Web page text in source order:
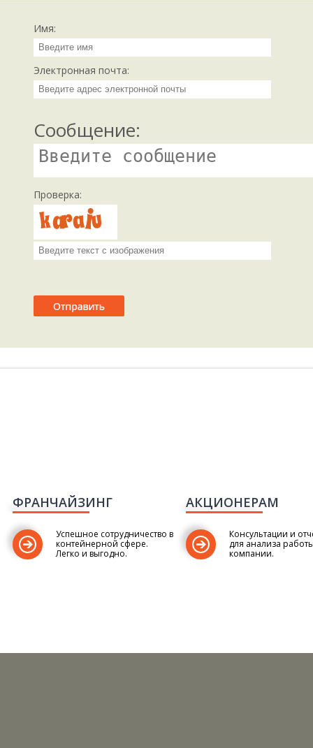
Имя:
Электронная почта:
Сообщение:
Проверка:
ФРАНЧАЙЗИНГ
Успешное сотрудничество в
контейнерной сфере.
Легко и выгодно.
АКЦИОНЕРАМ
Консультации и
для анализа
компании.